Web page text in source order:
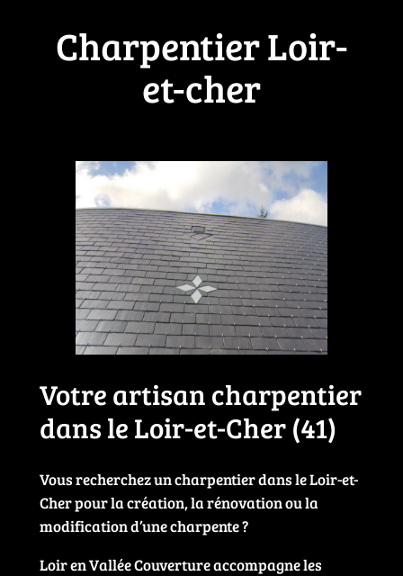
Charpentier Loir-
et-cher
Votre artisan charpentier
dans le Loir-et-Cher (41)
Vous recherchez un charpentier dans le Loir-et-
Cher pour la création, la rénovation ou la
modification d’une charpente ?
Loir en Vallée Couverture accompagne les